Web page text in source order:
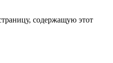
содержащую этот